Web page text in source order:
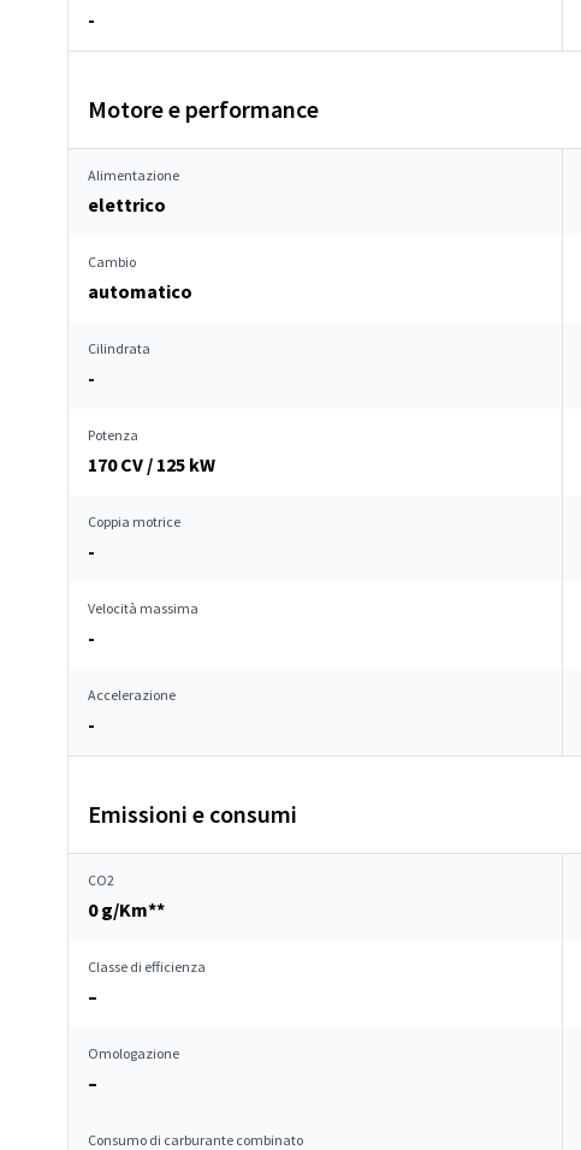
-
Motore e performance
Alimentazione
elettrico
Cambio
automatico
Cilindrata
-
Potenza
170 CV / 125 kW
Coppia motrice
-
Velocità massima
-
Accelerazione
-
Emissioni e consumi
CO2
0 g/Km**
Classe di efficienza
–
Omologazione
–
Consumo di carburante combinato